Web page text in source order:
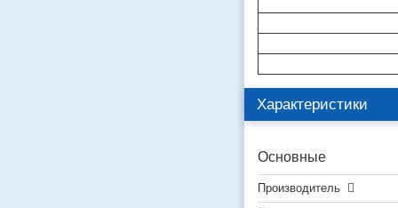
Характеристики
Основные
Производитель